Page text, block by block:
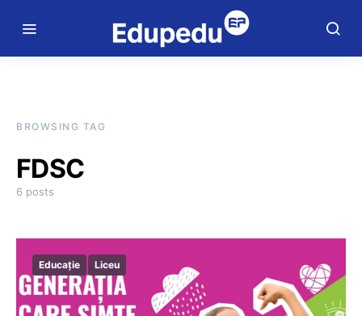
BROWSING TAG
FDSC
6 posts
Educație Liceu